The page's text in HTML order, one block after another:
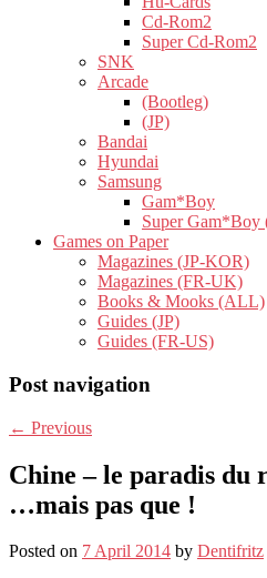
Cd-Rom2
Super Cd-Rom2
SNK
Arcade
(Bootleg)
(JP)
Bandai
Hyundai
Samsung
Gam*Boy
Super Gam*Boy
Games on Paper
Magazines (JP-KOR)
Magazines (FR-UK)
Books & Mooks (ALL)
Guides (JP)
Guides (FR-US)
Post navigation
← Previous
Chine – le paradis
…mais pas que !
Posted on 7 April 2014 by Dentifritz